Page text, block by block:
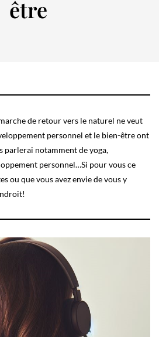
être
de retour vers le naturel ne veut
personnel et le bien-être ont
parlerai notamment de yoga,
personnel…Si pour vous ce
ou que vous avez envie de vous y